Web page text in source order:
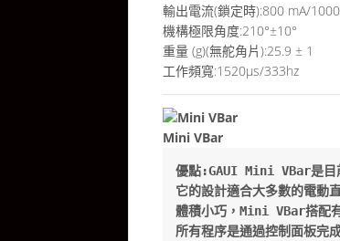
輸出電流(鎖定時):800 mA/
機構極限角度:210°±10°
重量 (g)(無舵角片):25.9 ± 1
工作頻寬:1520μs/333hz
Mini VBar
優點:GAUI Mini VBar是目
它的設計適合大多數的電動
體積小巧，Mini VBar搭配
所有程序是通過控制面板完